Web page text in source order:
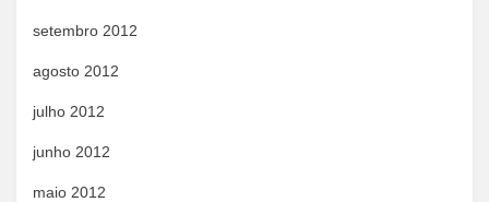
setembro 2012
agosto 2012
julho 2012
junho 2012
maio 2012